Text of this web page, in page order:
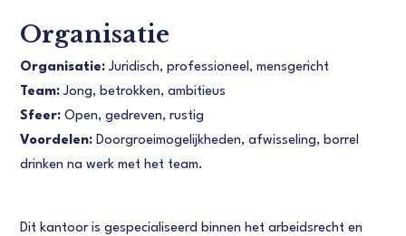
Organisatie
Organisatie: Juridisch, professioneel, mensgericht
Team: Jong, betrokken, ambitieus
Sfeer:Open, gedreven, rustig
Voordelen: Doorgroeimogelijkheden, afwisseling, borrel
drinken na werk met het team.
Dit kantoor is gespecialiseerd binnen het arbeidsrecht en